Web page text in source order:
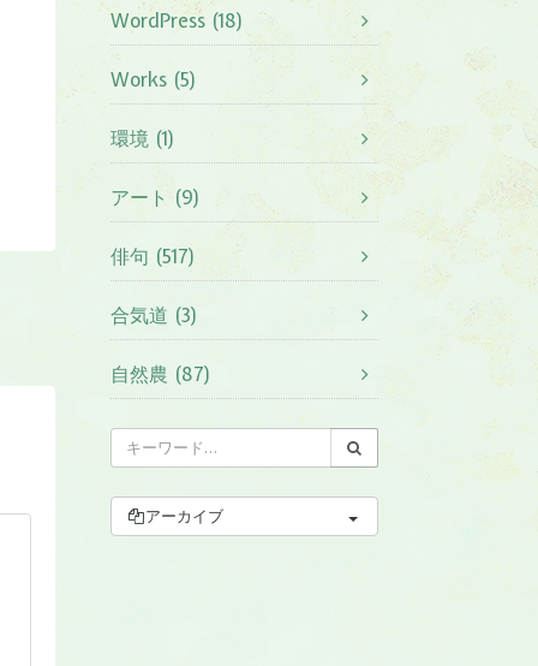
WordPress (18)
Works (5)
環境 (1)
アート (9)
俳句 (517)
合気道 (3)
自然農 (87)
アーカイブ